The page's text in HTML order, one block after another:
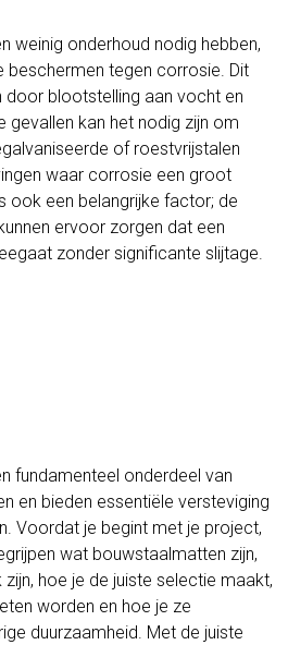
weinig onderhoud nodig hebben,
beschermen tegen corrosie. Dit
blootstelling aan vocht en
gevallen kan het nodig zijn om
of roestvrijstalen
waar corrosie een groot
ook een belangrijke factor; de
ervoor zorgen dat een
zonder significante slijtage.
fundamenteel onderdeel van
en bieden essentiële versteviging
Voordat je begint met je project,
wat bouwstaalmatten zijn,
hoe je de juiste selectie maakt,
worden en hoe je ze
duurzaamheid. Met de juiste